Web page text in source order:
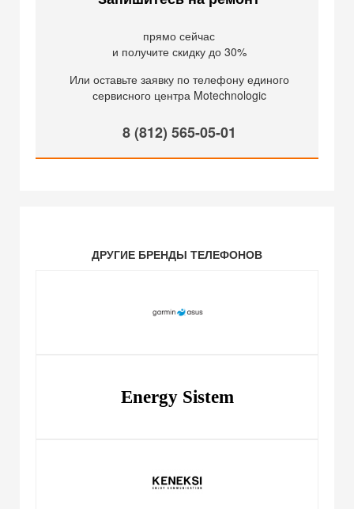
прямо сейчас
и получите скидку до 30%
Или оставьте заявку по телефону единого
сервисного центра Motechnologic
8 (812) 565-05-01
ДРУГИЕ БРЕНДЫ ТЕЛЕФОНОВ
Energy Sistem